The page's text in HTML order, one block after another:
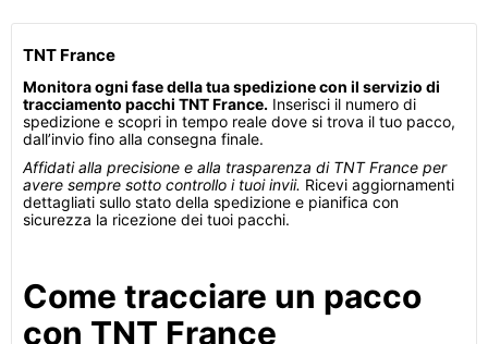
TNT France
Monitora ogni fase della tua spedizione con il servizio di
tracciamento pacchi TNT France. Inserisci il numero di
spedizione e scopri in tempo reale dove si trova il tuo pacco,
dall’invio fino alla consegna finale.
Affidati alla precisione e alla trasparenza di TNT France per
avere sempre sotto controllo i tuoi invii. Ricevi aggiornamenti
dettagliati sullo stato della spedizione e pianifica con
sicurezza la ricezione dei tuoi pacchi.
Come tracciare un pacco
con TNT France